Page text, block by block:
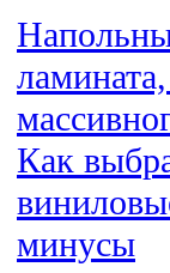
Как
минусы